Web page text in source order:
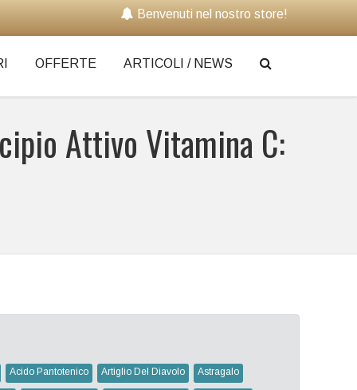
Benvenuti nel nostro store!
OFFERTE ARTICOLI / NEWS
Attivo Vitamina C:
Acido Pantotenico Artiglio Del Diavolo Astragalo